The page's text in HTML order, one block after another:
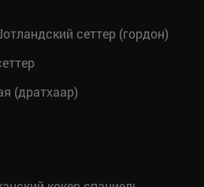
сеттер (гордон)
(дратхаар)